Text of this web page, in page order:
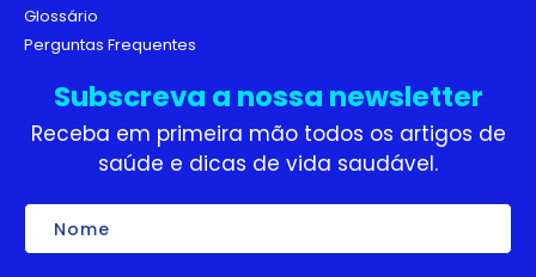
Glossário
Perguntas Frequentes
Subscreva a nossa newsletter
Receba em primeira mão todos os artigos de
saúde e dicas de vida saudável.
Nome